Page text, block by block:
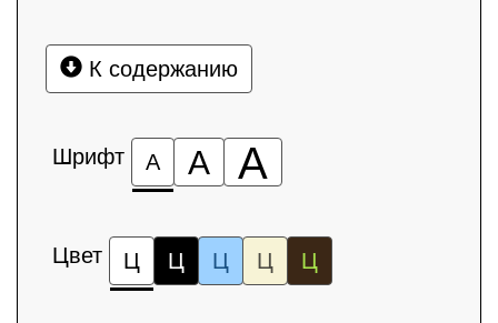
К содержанию
Шрифт А А А
Цвет Ц Ц Ц Ц Ц